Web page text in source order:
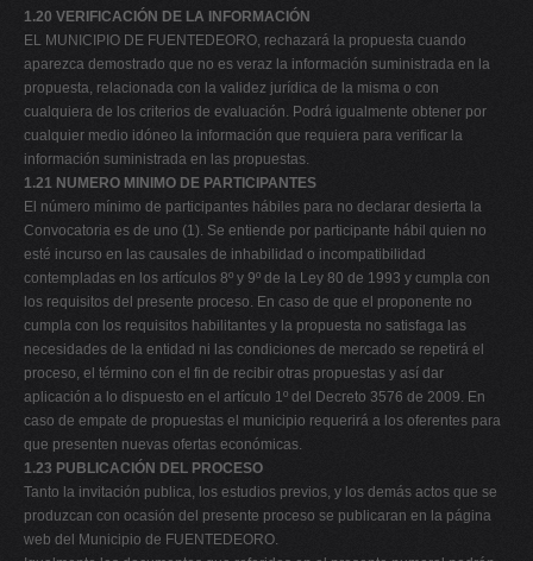
1.20 VERIFICACIÓN DE LA INFORMACIÓN
EL MUNICIPIO DE FUENTEDEORO, rechazará la propuesta cuando
aparezca demostrado que no es veraz la información suministrada en la
propuesta, relacionada con la validez jurídica de la misma o con
cualquiera de los criterios de evaluación. Podrá igualmente obtener por
cualquier medio idóneo la información que requiera para verificar la
información suministrada en las propuestas.
1.21 NUMERO MINIMO DE PARTICIPANTES
El número mínimo de participantes hábiles para no declarar desierta la
Convocatoria es de uno (1). Se entiende por participante hábil quien no
esté incurso en las causales de inhabilidad o incompatibilidad
contempladas en los artículos 8º y 9º de la Ley 80 de 1993 y cumpla con
los requisitos del presente proceso. En caso de que el proponente no
cumpla con los requisitos habilitantes y la propuesta no satisfaga las
necesidades de la entidad ni las condiciones de mercado se repetirá el
proceso, el término con el fin de recibir otras propuestas y así dar
aplicación a lo dispuesto en el artículo 1º del Decreto 3576 de 2009. En
caso de empate de propuestas el municipio requerirá a los oferentes para
que presenten nuevas ofertas económicas.
1.23 PUBLICACIÓN DEL PROCESO
Tanto la invitación publica, los estudios previos, y los demás actos que se
produzcan con ocasión del presente proceso se publicaran en la página
web del Municipio de FUENTEDEORO.